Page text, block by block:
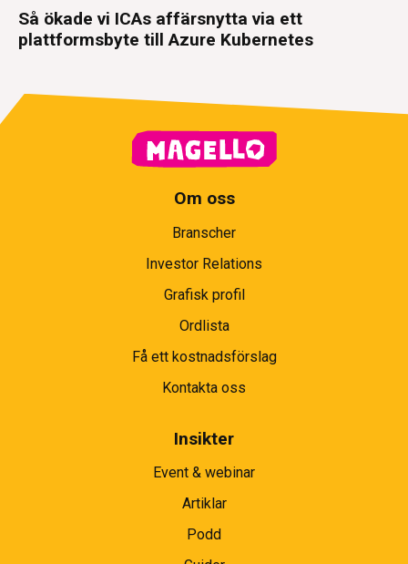
Så ökade vi ICAs affärsnytta via ett
plattformsbyte till Azure Kubernetes
Om oss
Branscher
Investor Relations
Grafisk profil
Ordlista
Få ett kostnadsförslag
Kontakta oss
Insikter
Event & webinar
Artiklar
Podd